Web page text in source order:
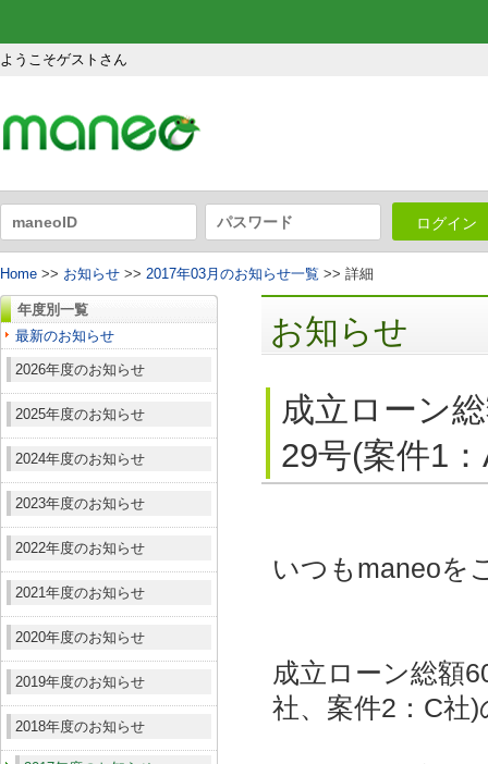
ようこそゲストさん
ログイン
Home >> お知らせ >> 2017年03月のお知らせ一覧 >> 詳細
年度別一覧
最新のお知らせ
2026年度のお知らせ
2025年度のお知らせ
2024年度のお知らせ
2023年度のお知らせ
2022年度のお知らせ
2021年度のお知らせ
2020年度のお知らせ
2019年度のお知らせ
2018年度のお知らせ
お知らせ
成立ローン
29号(案件1
いつもmaneoを
成立ローン総額
社、案件2：C社)